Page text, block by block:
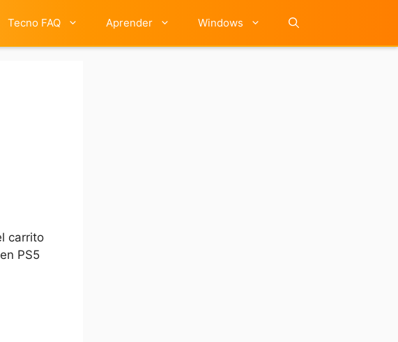
Tecno FAQ Aprender Windows
carrito
PS5